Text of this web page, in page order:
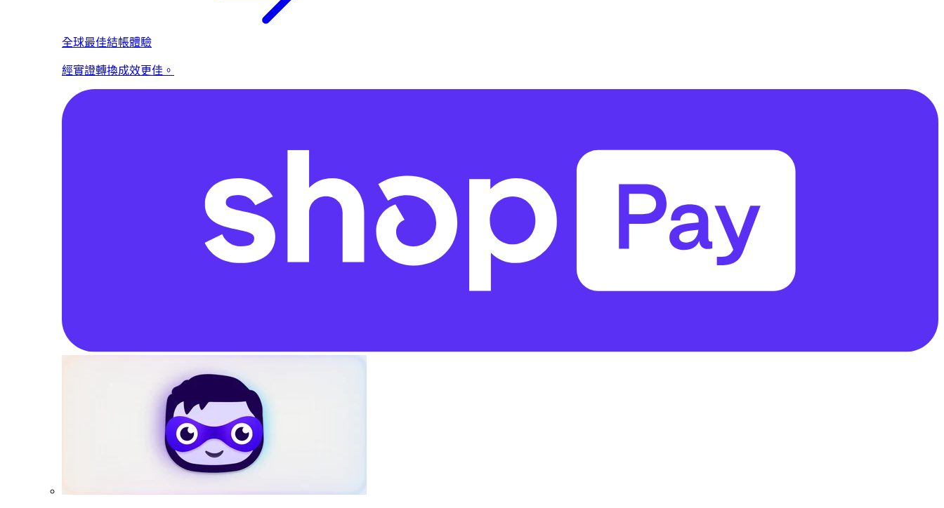
全球最佳結帳體驗
經實證轉換成效更佳。